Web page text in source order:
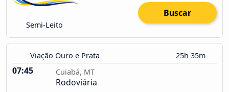
Semi-Leito
Buscar
Viação Ouro e Prata 25h 35m
07:45 Cuiabá, MT
Rodoviária